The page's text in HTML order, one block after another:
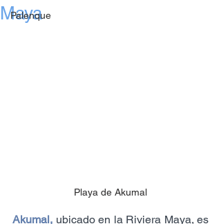
Palenque
Maya
Playa de Akumal
Akumal, ubicado en la Riviera Maya, es